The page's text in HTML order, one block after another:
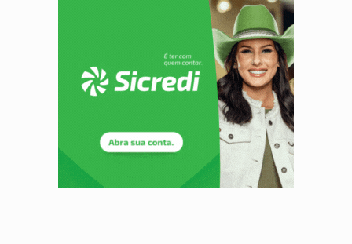
VARIANDO O CARDÁPIO: Veja essa receita de carne assada para o
PREJUÍZO AOS ESTUDANTES:Greve dos professores em PVH é
POSSESSÃO DE DEBORAH LOGAN:Terror mistura mistério e filmagens
TCE reúne candidatos ao Governo e apresenta
ELAS DECIDEM:Mulheres são maioria e representam 52% do eleitorado de
NO CARRO: Homem é preso com pistola 9mm durante abordagem da Força